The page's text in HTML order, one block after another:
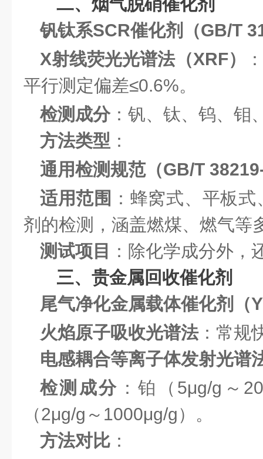
钒钛系SCR催化剂（GB/T
X射线荧光光谱法（XRF）
平行测定偏差≤0.6%。
检测成分：钒、钛、钨、钼
方法类型 ：
通用检测规范（GB/T
适用范围 ：蜂窝式、平板
剂的检测，涵盖燃煤、燃气等
测试项目
：除化学成分外
三、贵金属回收催化剂
尾气净化金属载体催化剂（
火焰原子吸收光谱法：常规
电感耦合等离子体发射光谱
检测成分 ：铂（5μg/g～
（2μg/g～1000μg/g）。
方法对比 ：